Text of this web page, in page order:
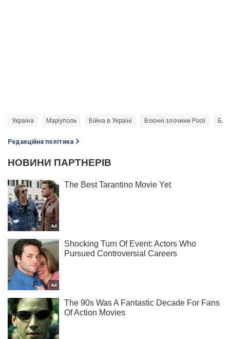
Україна Маріуполь Війна в Україні Воєнні злочини Росії
Редакційна політика